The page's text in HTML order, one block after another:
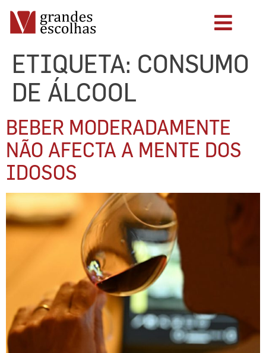
ETIQUETA: CONSUMO
DE ÁLCOOL
BEBER MODERADAMENTE
NÃO AFECTA A MENTE DOS
IDOSOS